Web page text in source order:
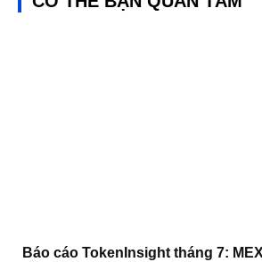
Báo cáo TokenInsight tháng 7: